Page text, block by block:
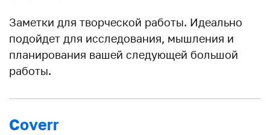
Заметки для творческой работы. Идеально
подойдет для исследования, мышления и
планирования вашей следующей большой
работы.
Coverr